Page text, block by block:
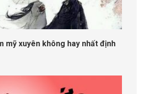
mỹ xuyên không hay nhất định